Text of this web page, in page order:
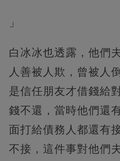
」
白冰冰也透露，他們
人善被人欺，曾被人
是信任朋友才借錢給
錢不還，當時他們還
面打給債務人都還有
不接，這件事對他們